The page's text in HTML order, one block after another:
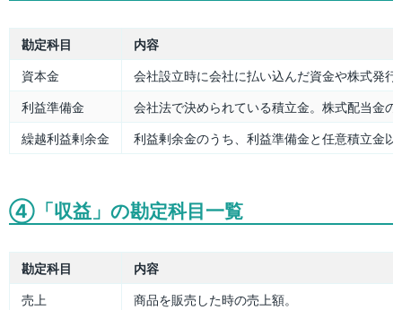
勘定科目
内容
資本金
会社設立時に会社に払い込んだ資金や株式発
利益準備金
会社法で決められている積立金。株式配当金の
繰越利益剰余金
利益剰余金のうち、利益準備金と任意積立金以
④「収益」の勘定科目一覧
勘定科目
内容
売上
商品を販売した時の売上額。